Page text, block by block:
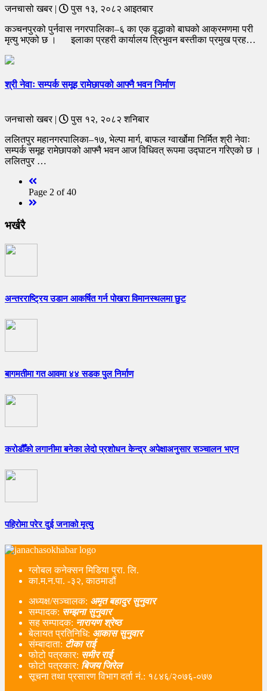
जनचासो खबर |
पुस १३, २०८२ आइतबार
कञ्चनपुरको पुर्नवास नगरपालिका–६ का एक वृद्धाको बाघको आक्रमणमा परी
मृत्यु भएको छ । इलाका प्रहरी कार्यालय त्रिभुवन बस्तीका प्रमुख प्रह…
श्री नेवाः सम्पर्क समूह रामेछापको आफ्नै भवन निर्माण
जनचासो खबर |
पुस १२, २०८२ शनिबार
ललितपुर महानगरपालिका–१७, भेल्पा मार्ग, बाफल ग्वार्खोमा निर्मित श्री नेवाः
सम्पर्क समूह रामेछापको आफ्नै भवन आज विधिवत् रूपमा उद्घाटन गरिएको छ ।
ललितपुर …
Previous
Page 2 of 40
भर्खरै
अन्तरराष्ट्रिय उडान आकर्षित गर्न पोखरा विमानस्थलमा छुट
बागमतीमा गत आवमा ४४ सडक पुल निर्माण
करोडौँको लगानीमा बनेका लेदो प्रशोधन केन्द्र अपेक्षाअनुसार सञ्चालन भएन
पहिरोमा परेर दुई जनाको मृत्यु
ग्लोबल कनेक्सन मिडिया प्रा. लि.
का.म.न.पा. -३२, काठमाडौं
अध्यक्ष/सञ्चालक: अमृत बहादुर सुनुवार
सम्पादक: सम्झना सुनुवार
सह सम्पादक: नारायण श्रेष्ठ
बेलायत प्रतिनिधि: आकास सुनुवार
संम्बादाता: टीका राई
फोटो पत्रकार: समीर राई
फोटो पत्रकार: बिजय जिरेल
सूचना तथा प्रसारण विभाग दर्ता नं‌.: १८४६/२०७६-०७७